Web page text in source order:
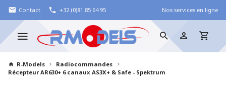
Contact +32 (0)81 85 64 95 Nos services en ligne
R-Models
Radiocommandes
Récepteur AR630+ 6 canaux AS3X+ & Safe - Spektrum